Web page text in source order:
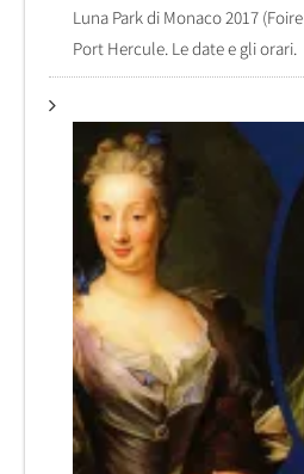
Luna Park di Monaco 2017
Port Hercule. Le date e gli orari.